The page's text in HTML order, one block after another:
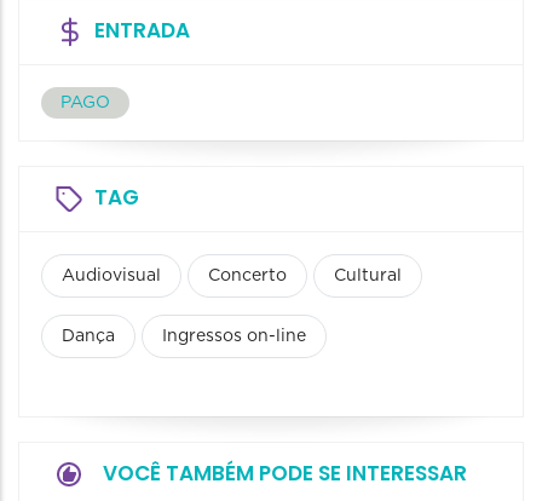
ENTRADA
PAGO
TAG
Audiovisual Concerto Cultural
Dança Ingressos on-line
VOCÊ TAMBÉM PODE SE INTERESSAR